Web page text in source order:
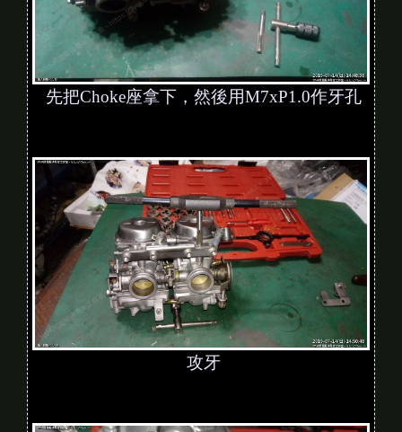
先把Choke座拿下，然後用M7xP1.0作牙孔
攻牙